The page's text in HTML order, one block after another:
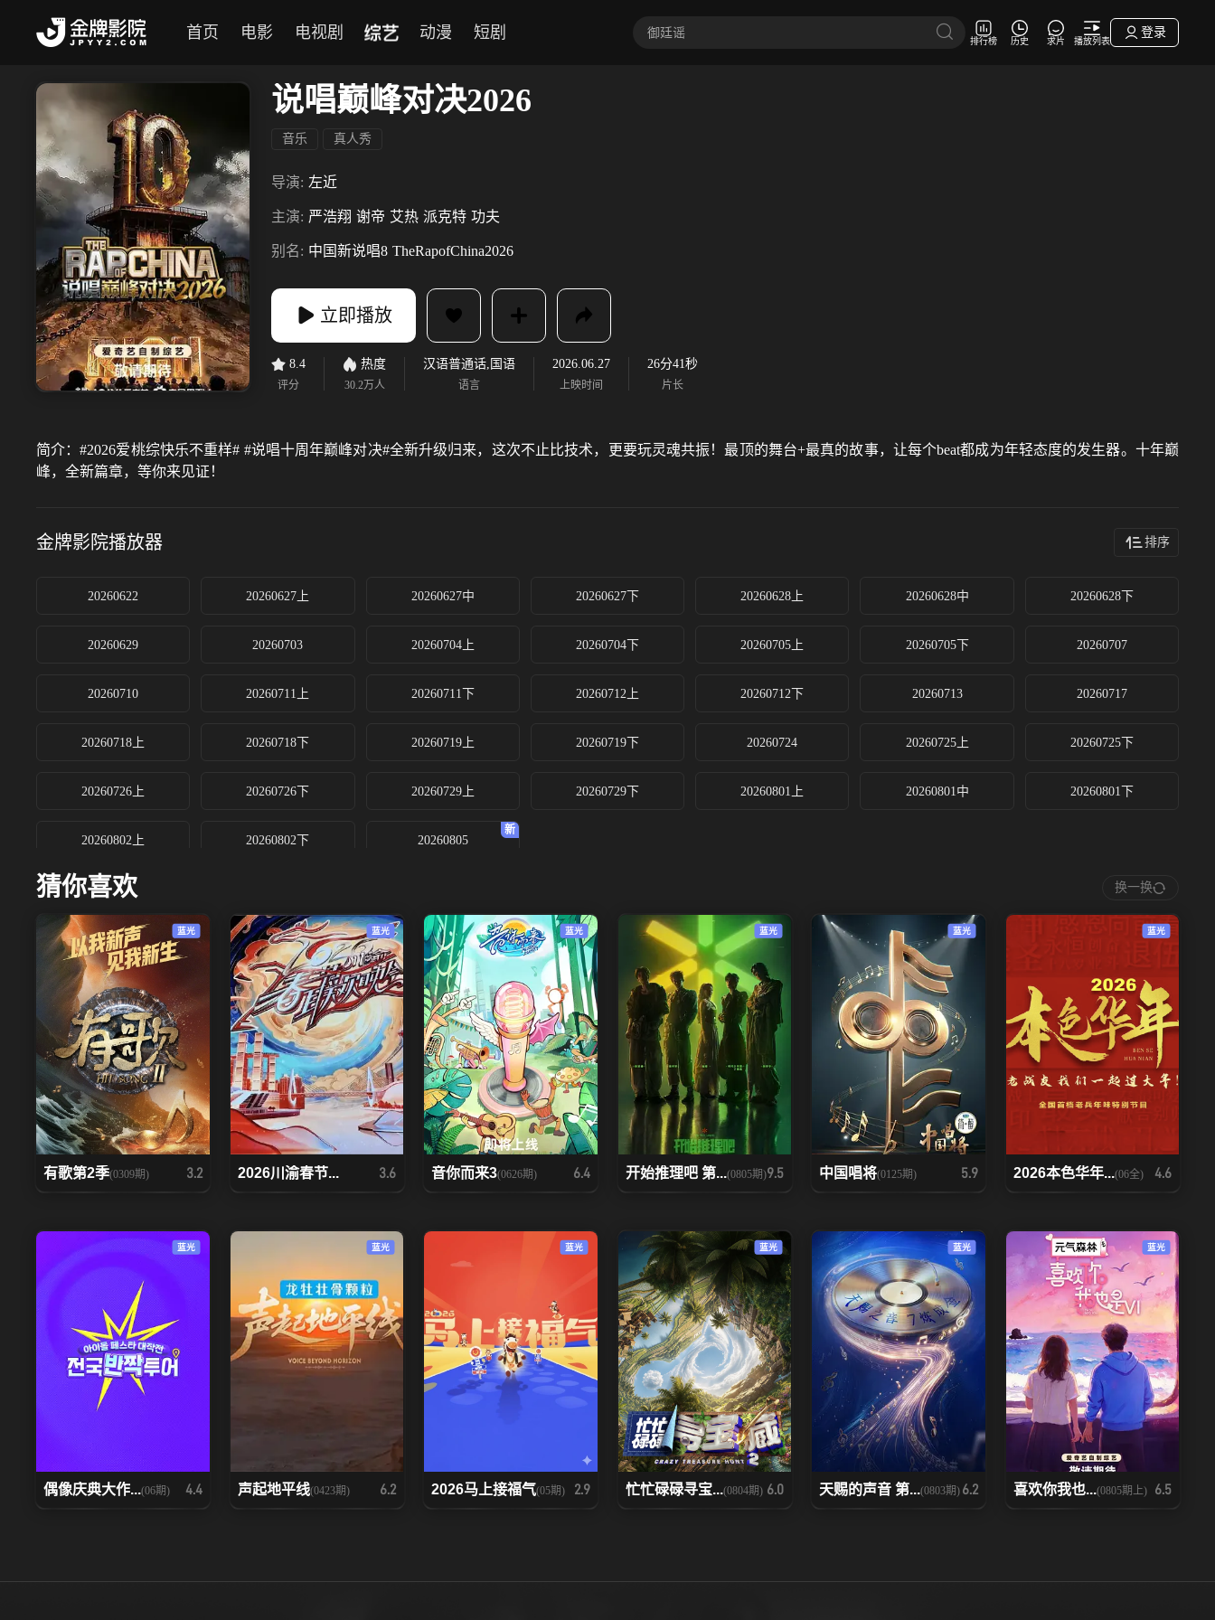
首页 电影 电视剧 综艺 动漫 短剧 排行榜 历史 求片 播放列表
登录
说唱巅峰对决2026
音乐 真人秀
导演: 左近
主演: 严浩翔 谢帝 艾热 派克特 功夫
别名: 中国新说唱8 TheRapofChina2026
立即播放
8.4
评分
热度
30.2万人
汉语普通话,国语
语言
2026.06.27
上映时间
26分41秒
片长
简介：#2026爱桃综快乐不重样# #说唱十周年巅峰对决#全新升级归来，这次不止比技术，更要玩灵魂共振！最顶的舞台+最真的故事，让每个beat都成为年轻态度的发生器。十年巅
峰，全新篇章，等你来见证！
金牌影院播放器 排序
20260622 20260627上 20260627中 20260627下 20260628上 20260628中 20260628下
20260629 20260703 20260704上 20260704下 20260705上 20260705下 20260707
20260710 20260711上 20260711下 20260712上 20260712下 20260713 20260717
20260718上 20260718下 20260719上 20260719下 20260724 20260725上 20260725下
20260726上 20260726下 20260729上 20260729下 20260801上 20260801中 20260801下
20260802上 20260802下 20260805
猜你喜欢 换一换
蓝光
有歌第2季(0309期) 3.2
蓝光
2026川渝春节... 3.6
蓝光
音你而来3(0626期) 6.4
蓝光
开始推理吧 第...(0805期)9.5
蓝光
中国唱将(0125期) 5.9
蓝光
2026本色华年...(06全) 4.6
蓝光
偶像庆典大作...(06期) 4.4
蓝光
声起地平线(0423期) 6.2
蓝光
2026马上接福气(05期) 2.9
蓝光
忙忙碌碌寻宝...(0804期) 6.0
蓝光
天赐的声音 第...(0803期) 6.2
蓝光
喜欢你我也...(0805期上) 6.5